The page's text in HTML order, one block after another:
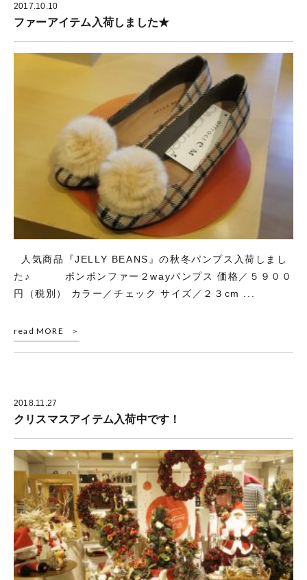
2017.10.10
ファーアイテム入荷しました★
人気商品『JELLY BEANS』の秋冬パンプス入荷しまし
た♪ ポンポンファー２wayパンプス 価格／５９００
円（税別） カラー／チェック サイズ／２３cm ...
read MORE
2018.11.27
クリスマスアイテム入荷中です！